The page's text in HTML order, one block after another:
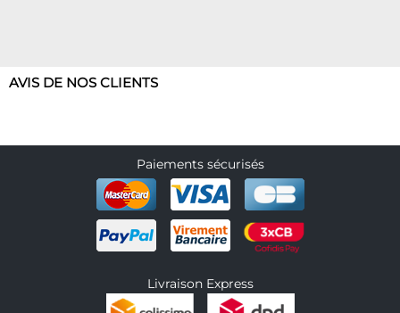
AVIS DE NOS CLIENTS
Paiements sécurisés
Livraison Express